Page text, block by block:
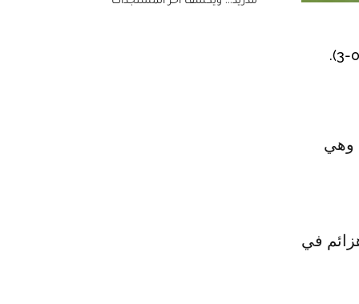
منذ العام 1986 التي يتكبد فيها مانشستر يونايتد 5 هزائم في